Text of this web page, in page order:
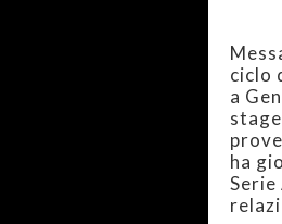
ciclo
a
ha
Serie